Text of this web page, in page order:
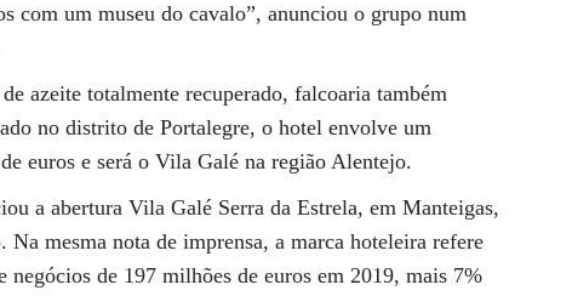
com um museu do cavalo”, anunciou o grupo num
azeite totalmente recuperado, falcoaria também
no distrito de Portalegre, o hotel envolve um
euros e será o Vila Galé na região Alentejo.
a abertura Vila Galé Serra da Estrela, em Manteigas,
mesma nota de imprensa, a marca hoteleira refere
de 197 milhões de euros em 2019, mais 7%